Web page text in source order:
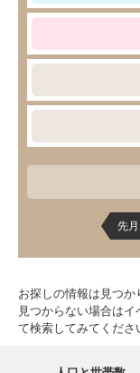
先月
お探しの情報は見つか
見つからない場合は
て検索してみてくださ